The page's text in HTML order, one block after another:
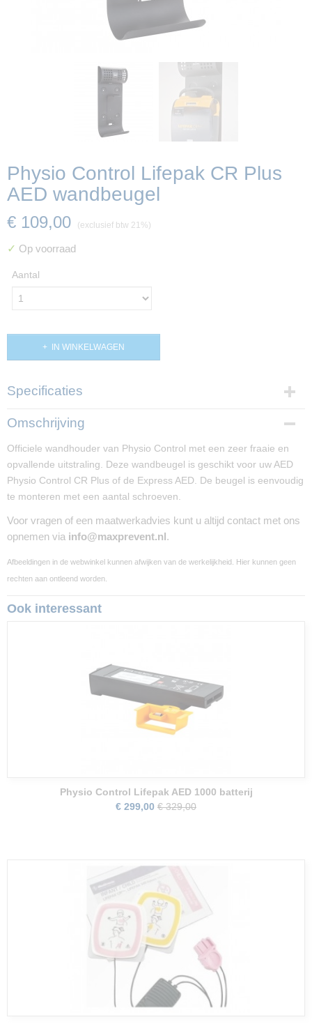
Physio Control Lifepak CR Plus
AED wandbeugel
€ 109,00 (exclusief btw 21%)
✓ Op voorraad
Aantal
IN WINKELWAGEN
Specificaties
Productcode
Afmetingen (l,b,h)
45,70 x 20,30 x 12,70 cm
Omschrijving
Officiele wandhouder van Physio Control met een zeer fraaie en
opvallende uitstraling. Deze wandbeugel is geschikt voor uw AED
Physio Control CR Plus of de Express AED. De beugel is eenvoudig
te monteren met een aantal schroeven.
Voor vragen of een maatwerkadvies kunt u altijd contact met ons
opnemen via info@maxprevent.nl .
Afbeeldingen in de webwinkel kunnen afwijken van de werkelijkheid. Hier kunnen geen
rechten aan ontleend worden.
Ook interessant
Physio Control Lifepak AED 1000 batterij
€ 299,00 € 329,00